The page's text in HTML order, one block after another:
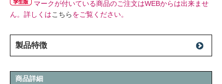
マークが付いている商品のご注文はWEBからは出来ませ
ん。詳しくはこちらをご覧ください。
製品特徴
商品詳細